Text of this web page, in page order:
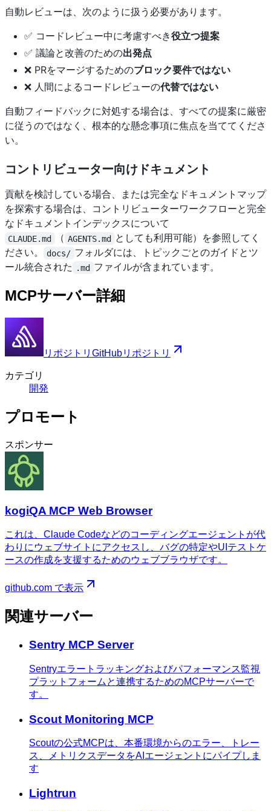
自動レビューは、次のように扱う必要があります。
✅ コードレビュー中に考慮すべき役立つ提案
✅ 議論と改善のための出発点
❌ PRをマージするためのブロック要件ではない
❌ 人間によるコードレビューの代替ではない
自動フィードバックに対処する場合は、すべての提案に厳密
に従うのではなく、根本的な懸念事項に焦点を当ててくださ
い。
コントリビューター向けドキュメント
貢献を検討している場合、または完全なドキュメントマップ
を探索する場合は、コントリビューターワークフローと完全
なドキュメントインデックスについて
CLAUDE.md （ AGENTS.md としても利用可能）を参照してく
ださい。
docs/ フォルダには、トピックごとのガイドとツ
ール統合された
.md ファイルが含まれています。
MCPサーバー詳細
リポジトリ GitHubリポジトリ
カテゴリ
開発
プロモート
スポンサー
kogiQA MCP Web Browser
これは、Claude Codeなどのコーディングエージェントが代
わりにウェブサイトにアクセスし、バグの特定やUIテストケ
ースの作成を支援するためのウェブブラウザです。
github.com で表示
関連サーバー
Sentry MCP Server
Sentryエラートラッキングおよびパフォーマンス監視
プラットフォームと連携するためのMCPサーバーで
す。
Scout Monitoring MCP
Scoutの公式MCPは、本番環境からのエラー、トレー
ス、メトリクスデータをAIエージェントにパイプしま
す
Lightrun